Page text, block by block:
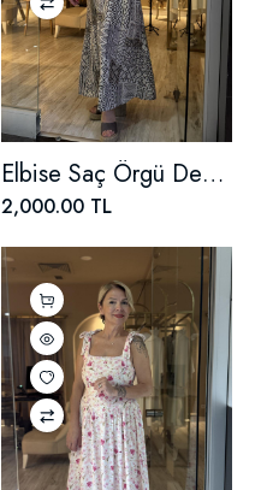
Elbise Saç Örgü Desenli
2,000.00 TL